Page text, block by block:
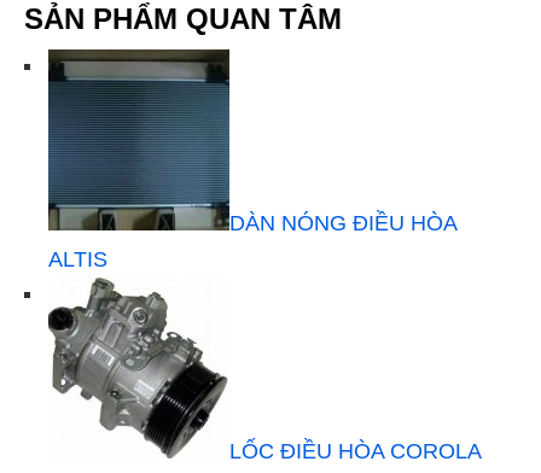
SẢN PHẨM QUAN TÂM
DÀN NÓNG ĐIỀU HÒA
ALTIS
LỐC ĐIỀU HÒA COROLA